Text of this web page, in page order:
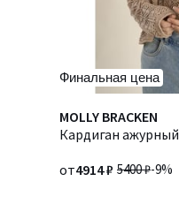
Финальная цена
MOLLY BRACKEN
Кардиган ажурный
5400 ₽-9%
от4914 ₽